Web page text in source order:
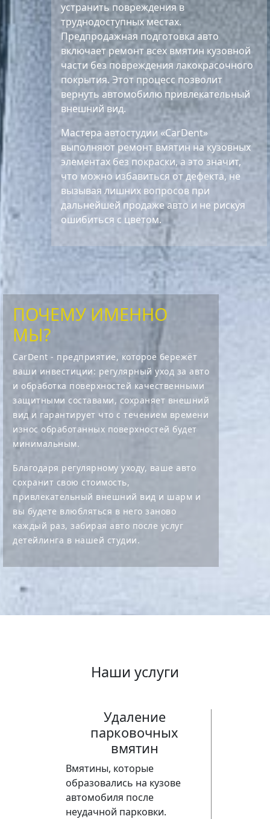
устранить повреждения в
труднодоступных местах.
Предпродажная подготовка авто
включает ремонт всех вмятин кузовной
части без повреждения лакокрасочного
покрытия. Этот процесс позволит
вернуть автомобилю привлекательный
внешний вид.
Мастера автостудии «CarDent»
выполняют ремонт вмятин на кузовных
элементах без покраски, а это значит,
что можно избавиться от дефекта, не
вызывая лишних вопросов при
дальнейшей продаже авто и не рискуя
ошибиться с цветом.
ПОЧЕМУ ИМЕННО
МЫ?
CarDent - предприятие, которое бережёт
ваши инвестиции: регулярный уход за авто
и обработка поверхностей качественными
защитными составами, сохраняет внешний
вид и гарантирует что с течением времени
износ обработанных поверхностей будет
минимальным.
Благодаря регулярному уходу, ваше авто
сохранит свою стоимость,
привлекательный внешний вид и шарм и
вы будете влюбляться в него заново
каждый раз, забирая авто после услуг
детейлинга в нашей студии.
Наши услуги
Удаление
парковочных
вмятин
Вмятины, которые
образовались на кузове
автомобиля после
неудачной парковки.